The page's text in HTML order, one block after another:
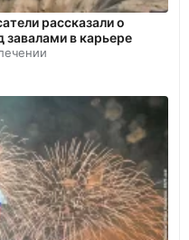
рассказали о
завалами в карьере